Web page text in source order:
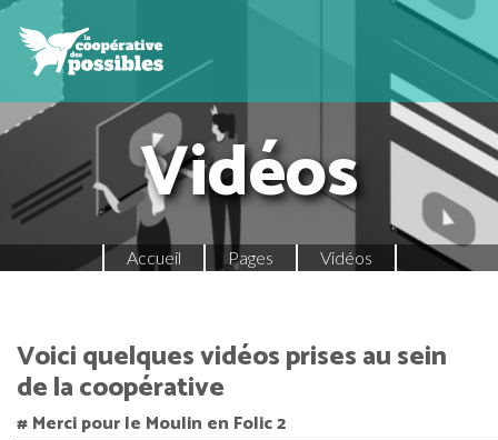
Vidéos
Accueil Pages Vidéos
Voici quelques vidéos prises au sein
de la coopérative
# Merci pour le Moulin en Folic 2